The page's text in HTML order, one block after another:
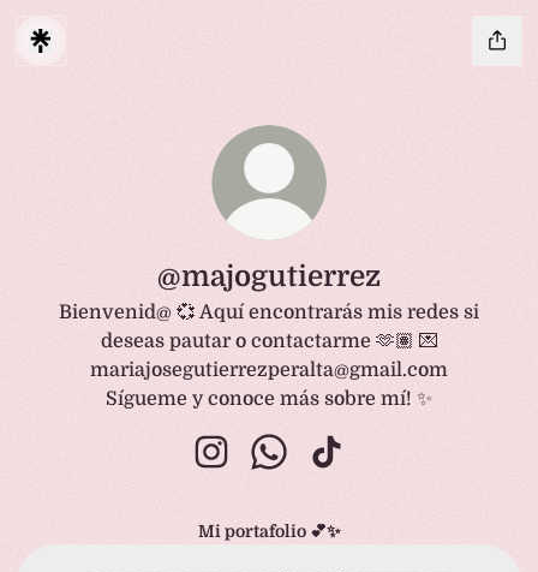
@majogutierrez
Bienvenid@ 💞 Aquí encontrarás mis redes si
deseas pautar o contactarme 🫶🏽 💌
mariajosegutierrezperalta@gmail.com
Sígueme y conoce más sobre mí! ✨
Mi portafolio 💕✨